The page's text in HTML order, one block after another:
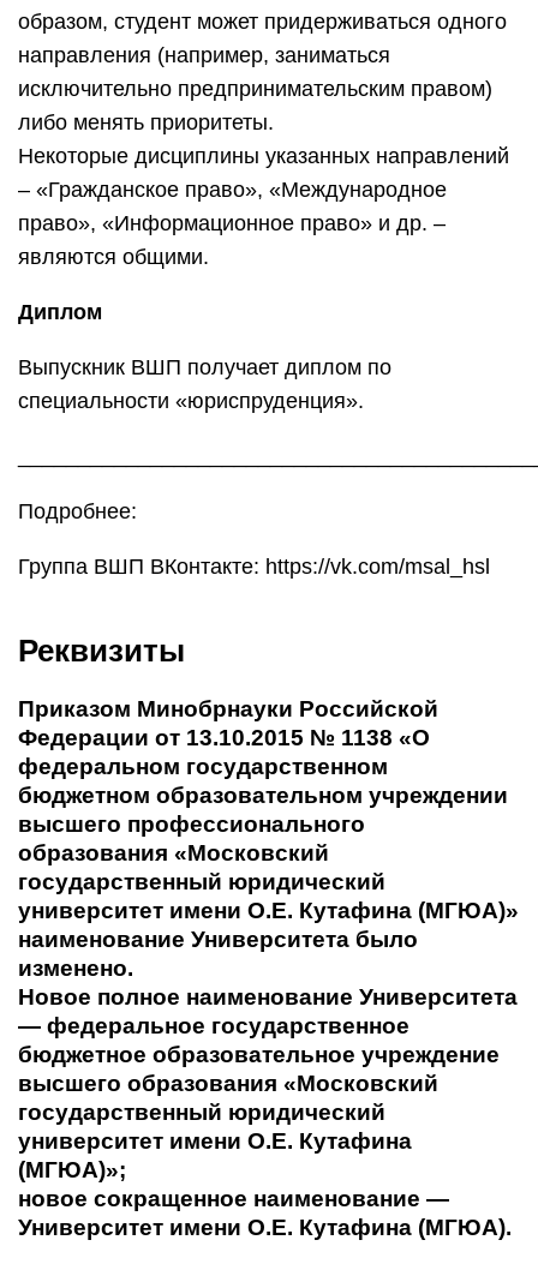
образом, студент может придерживаться одного
направления (например, заниматься
исключительно предпринимательским правом)
либо менять приоритеты.
Некоторые дисциплины указанных направлений
– «Гражданское право», «Международное
право», «Информационное право» и др. –
являются общими.
Диплом
Выпускник ВШП получает диплом по
специальности «юриспруденция».
Подробнее:
Группа ВШП ВКонтакте: https://vk.com/msal_hsl
Реквизиты
Приказом Минобрнауки Российской
Федерации от 13.10.2015 № 1138 «О
федеральном государственном
бюджетном образовательном учреждении
высшего профессионального
образования «Московский
государственный юридический
университет имени О.Е. Кутафина (МГЮА)»
наименование Университета было
изменено.
Новое полное наименование Университета
— федеральное государственное
бюджетное образовательное учреждение
высшего образования «Московский
государственный юридический
университет имени О.Е. Кутафина
(МГЮА)»;
новое сокращенное наименование —
Университет имени О.Е. Кутафина (МГЮА).